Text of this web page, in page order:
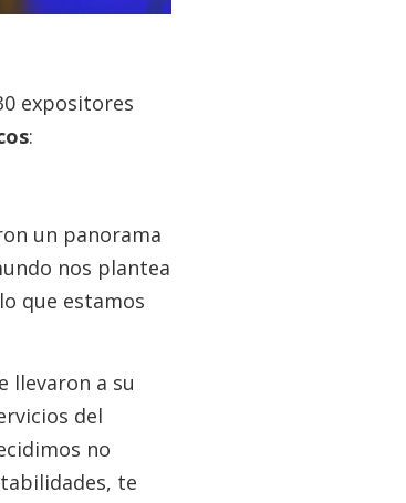
expositores
:
un panorama
nos plantea
que estamos
llevaron a su
del
no
te